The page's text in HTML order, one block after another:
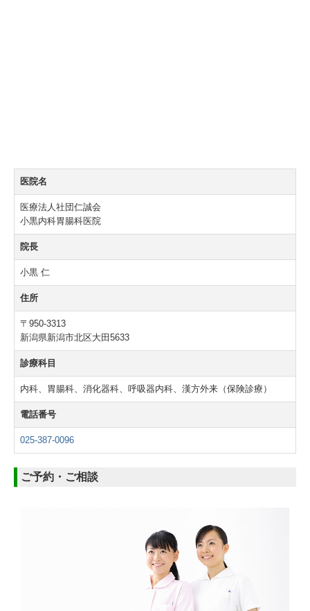
医院名
医療法人社団仁誠会
小黒内科胃腸科医院
院長
小黒 仁
住所
〒950-3313
新潟県新潟市北区大田5633
診療科目
内科、胃腸科、消化器科、呼吸器内科、漢方外来（保険診療）
電話番号
025-387-0096
ご予約・ご相談